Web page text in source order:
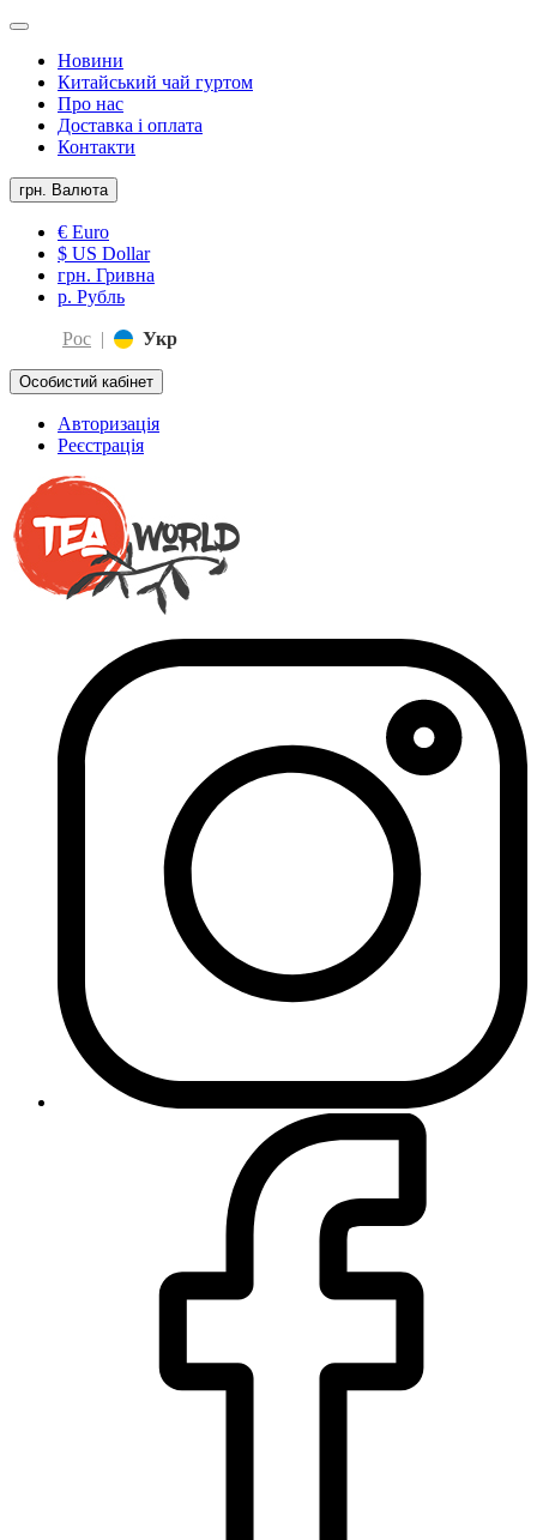
Новини
Китайський чай гуртом
Про нас
Доставка і оплата
Контакти
грн. Валюта
€ Euro
$ US Dollar
грн. Гривна
р. Рубль
Рос | Укр
Особистий кабінет
Авторизація
Реєстрація